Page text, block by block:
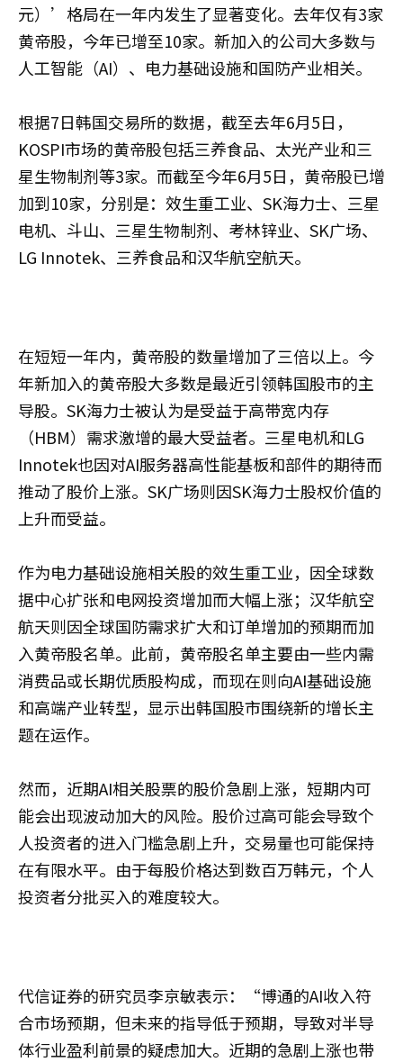
元）’格局在一年内发生了显著变化。去年仅有3家
黄帝股，今年已增至10家。新加入的公司大多数与
人工智能（AI）、电力基础设施和国防产业相关。
根据7日韩国交易所的数据，截至去年6月5日，
KOSPI市场的黄帝股包括三养食品、太光产业和三
星生物制剂等3家。而截至今年6月5日，黄帝股已增
加到10家，分别是：效生重工业、SK海力士、三星
电机、斗山、三星生物制剂、考林锌业、SK广场、
LG Innotek、三养食品和汉华航空航天。
在短短一年内，黄帝股的数量增加了三倍以上。今
年新加入的黄帝股大多数是最近引领韩国股市的主
导股。SK海力士被认为是受益于高带宽内存
（HBM）需求激增的最大受益者。三星电机和LG
Innotek也因对AI服务器高性能基板和部件的期待而
推动了股价上涨。SK广场则因SK海力士股权价值的
上升而受益。
作为电力基础设施相关股的效生重工业，因全球数
据中心扩张和电网投资增加而大幅上涨；汉华航空
航天则因全球国防需求扩大和订单增加的预期而加
入黄帝股名单。此前，黄帝股名单主要由一些内需
消费品或长期优质股构成，而现在则向AI基础设施
和高端产业转型，显示出韩国股市围绕新的增长主
题在运作。
然而，近期AI相关股票的股价急剧上涨，短期内可
能会出现波动加大的风险。股价过高可能会导致个
人投资者的进入门槛急剧上升，交易量也可能保持
在有限水平。由于每股价格达到数百万韩元，个人
投资者分批买入的难度较大。
代信证券的研究员李京敏表示：“博通的AI收入符
合市场预期，但未来的指导低于预期，导致对半导
体行业盈利前景的疑虑加大。近期的急剧上涨也带